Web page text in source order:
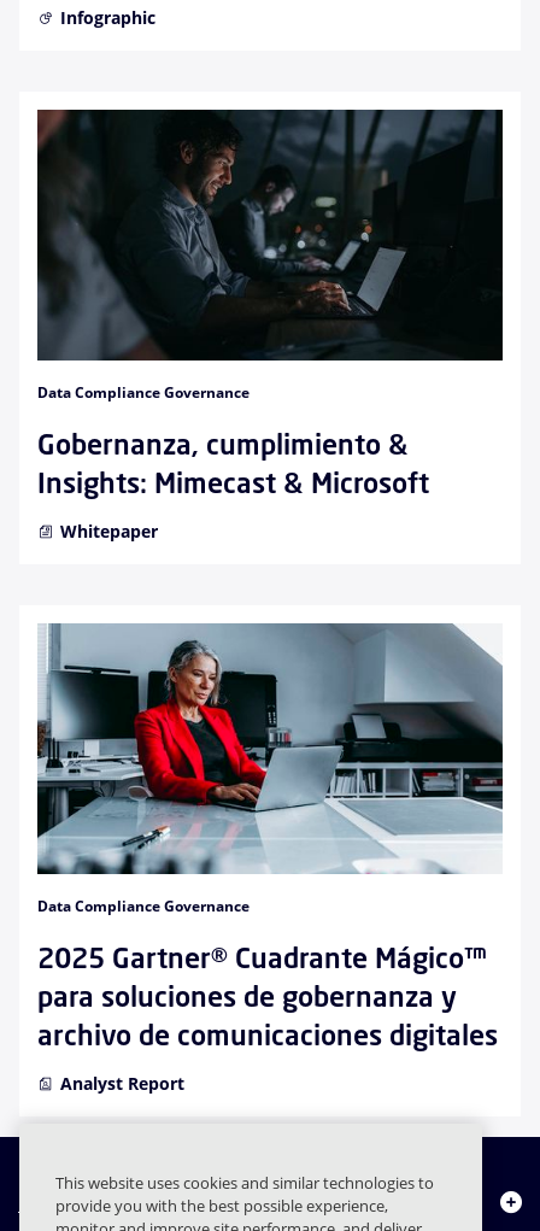
Infographic
Data Compliance Governance
Gobernanza, cumplimiento &
Insights: Mimecast & Microsoft
Whitepaper
Data Compliance Governance
2025 Gartner® Cuadrante Mágico™
para soluciones de gobernanza y
archivo de comunicaciones digitales
Analyst Report
Quiénes somos
This website uses cookies and similar technologies to
provide you with the best possible experience,